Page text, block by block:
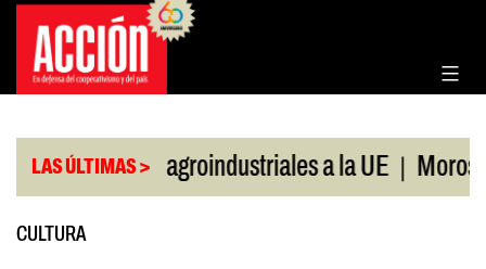
Saltar
contenido
LAS ÚLTIMAS >agroindustriales a la UE | Morosidad en
CULTURA